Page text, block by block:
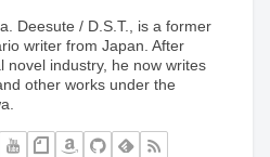
Deesute / D.S.T., is a former
writer from Japan. After
novel industry, he now writes
other works under the